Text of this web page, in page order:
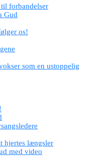
forbandelser
Gud
os!
som en ustoppelig
hjertes længsler
med video